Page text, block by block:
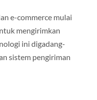
e-commerce mulai
mengirimkan
ini digadang-
sistem pengiriman